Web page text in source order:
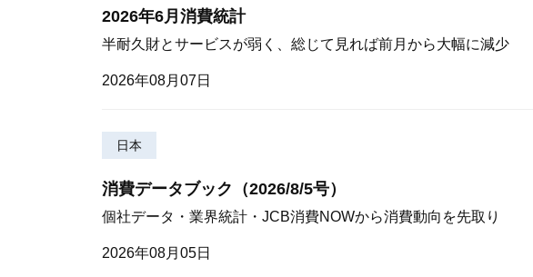
2026年6月消費統計
半耐久財とサービスが弱く、総じて見れば前月から大幅に減少
2026年08月07日
日本
消費データブック（2026/8/5号）
個社データ・業界統計・JCB消費NOWから消費動向を先取り
2026年08月05日